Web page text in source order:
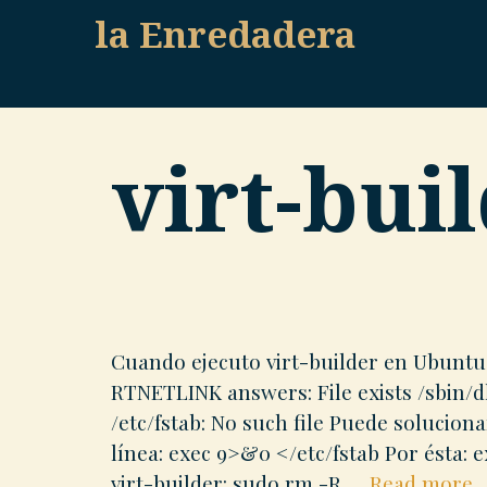
la Enredadera
virt-
Cuando ejecuto virt-builder en
RTNETLINK answers: File exists /
/etc/fstab: No such file Puede
línea: exec 9>&0 </etc/fstab Por ésta: